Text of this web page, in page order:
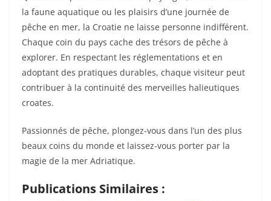
la faune aquatique ou les plaisirs d’une journée de
pêche en mer, la Croatie ne laisse personne indifférent.
Chaque coin du pays cache des trésors de pêche à
explorer. En respectant les réglementations et en
adoptant des pratiques durables, chaque visiteur peut
contribuer à la continuité des merveilles halieutiques
croates.
Passionnés de pêche, plongez-vous dans l’un des plus
beaux coins du monde et laissez-vous porter par la
magie de la mer Adriatique.
Publications Similaires :